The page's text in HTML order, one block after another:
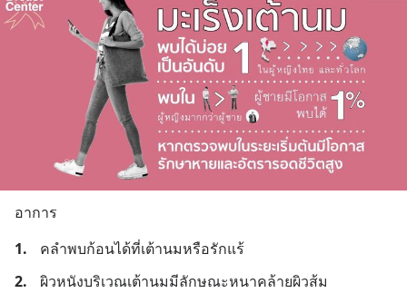
อาการ
1.
คลำพบก้อนได้ที่เต้านมหรือรักแร้
2.
ผิวหนังบริเวณเต้านมมีลักษณะหนาคล้ายผิวส้ม